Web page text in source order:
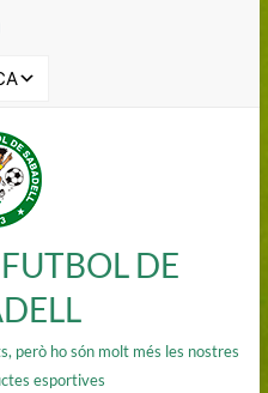
DE
però ho són molt més les nostres
esportives